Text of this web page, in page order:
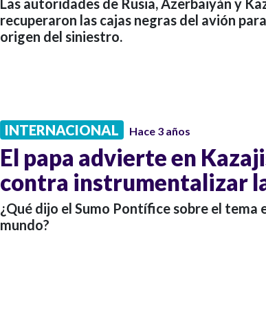
Las autoridades de Rusia, Azerbaiyán y
recuperaron las cajas negras del avión
origen del siniestro.
INTERNACIONAL Hace 3 años
El papa advierte en
contra instrumentalizar
¿Qué dijo el Sumo Pontífice sobre el tema
mundo?